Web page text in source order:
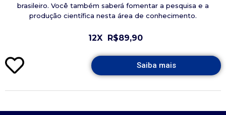
brasileiro. Você também saberá fomentar a pesquisa e a
produção científica nesta área de conhecimento.
12X R$89,90
Saiba mais